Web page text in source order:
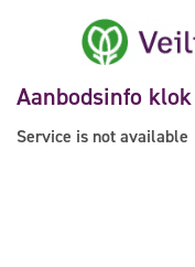
Aanbodsinfo klok
Service is not available